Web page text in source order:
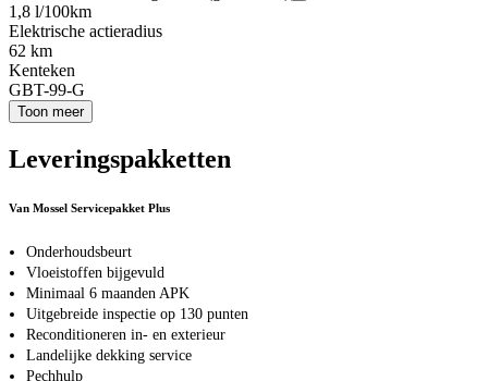
1,8 l/100km
Elektrische actieradius
62 km
Kenteken
GBT-99-G
Toon meer
Leveringspakketten
Van Mossel Servicepakket Plus
Onderhoudsbeurt
Vloeistoffen bijgevuld
Minimaal 6 maanden APK
Uitgebreide inspectie op 130 punten
Reconditioneren in- en exterieur
Landelijke dekking service
Pechhulp